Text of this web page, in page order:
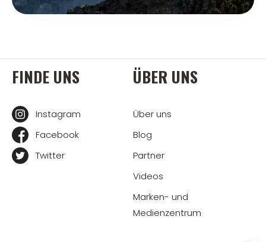
FINDE UNS
Instagram
Facebook
Twitter
ÜBER UNS
Über uns
Blog
Partner
Videos
Marken- und
Medienzentrum